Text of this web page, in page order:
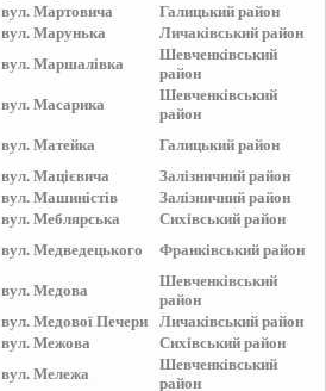
вул. Мартовича Галицький район
вул. Марунька Личаківський район
вул. Маршалівка
Шевченківський
район
вул. Масарика
Шевченківський
район
вул. Матейка Галицький район
вул. Мацієвича Залізничний район
вул. Машиністів Залізничний район
вул. Меблярська Сихівський район
вул. Медведецького Франківський район
вул. Медова
Шевченківський
район
вул. Медової Печери Личаківський район
вул. Межова Сихівський район
вул. Мележа
Шевченківський
район